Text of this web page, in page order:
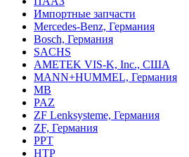
Импортные запчасти
Mercedes-Benz, Германия
Bosch, Германия
SACHS
AMETEK VIS-K, Inc., США
MANN+HUMMEL, Германия
MB
PAZ
ZF Lenksysteme, Германия
ZF, Германия
PPT
HTP